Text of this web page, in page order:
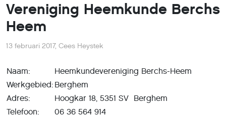
Vereniging Heemkunde Berchs
Heem
13 februari 2017, Cees Heystek
Naam:
Heemkundevereniging Berchs-Heem
Werkgebied: Berghem
Adres:
Hoogkar 18, 5351 SV Berghem
Telefoon:
06 36 564 914